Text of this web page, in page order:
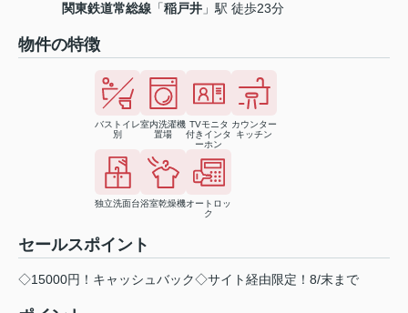
関東鉄道常総線 「稲戸井 」駅 徒歩23分
物件の特徴
バストイレ
別
室内洗濯機
置場
TVモニタ
付きインタ
ーホン
カウンター
キッチン
独立洗面台浴室乾燥機オートロッ
ク
セールスポイント
◇15000円！キャッシュバック◇サイト経由限定！8/末まで